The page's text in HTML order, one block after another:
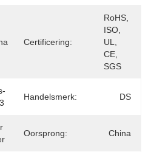
Certificering:
RoHS,
ISO,
UL,
CE,
SGS
Handelsmerk: DS
Oorsprong: China